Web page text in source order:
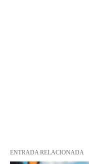
ENTRADA RELACIONADA